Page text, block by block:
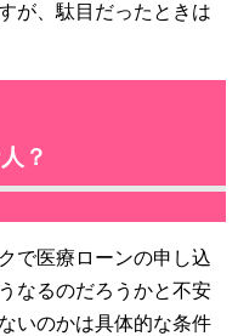
が、駄目だったときは
？
で医療ローンの申し込
なるのだろうかと不安
いのかは具体的な条件